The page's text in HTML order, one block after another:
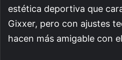
estética deportiva que
Gixxer, pero con ajustes
hacen más amigable con